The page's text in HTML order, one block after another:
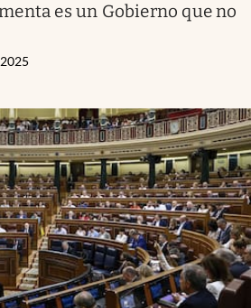
es un Gobierno que no